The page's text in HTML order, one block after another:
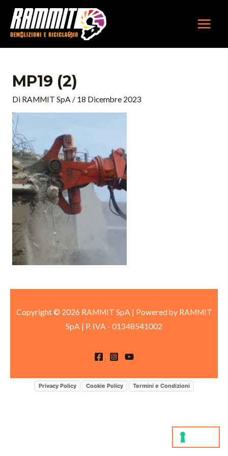
contenuto
MP19 (2)
Di RAMMIT SpA / 18 Dicembre 2023
Copyright © 2026 RAMMIT SpA | Powered by RAMMIT
SpA | P. IVA - 01348541002
Privacy Policy Cookie Policy Termini e Condizioni